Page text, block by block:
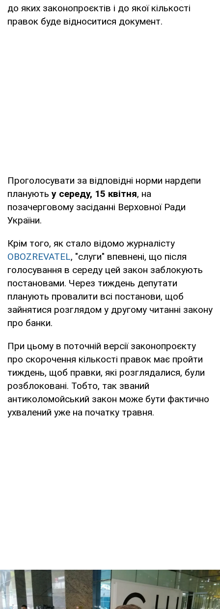
до яких законопроєктів і до якої кількості
правок буде відноситися документ.
Проголосувати за відповідні норми нардепи
планують у середу, 15 квітня, на
позачерговому засіданні Верховної Ради
України.
Крім того, як стало відомо журналісту
OBOZREVATEL, "слуги" впевнені, що після
голосування в середу цей закон заблокують
постановами. Через тиждень депутати
планують провалити всі постанови, щоб
зайнятися розглядом у другому читанні закону
про банки.
При цьому в поточній версії законопроєкту
про скорочення кількості правок має пройти
тиждень, щоб правки, які розглядалися, були
розблоковані. Тобто, так званий
антиколомойський закон може бути фактично
ухвалений уже на початку травня.